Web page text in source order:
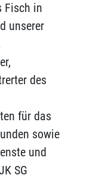
Fisch in
unserer
des
für das
sowie
und
SG